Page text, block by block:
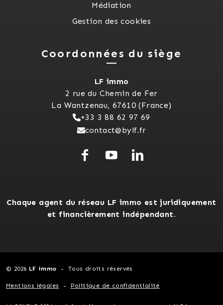
Médiation
Gestion des cookies
Coordonnées du siège
LF immo
2 rue du Chemin de Fer
La Wantzenau, 67610 (France)
+33 3 88 62 97 69
contact@bylf.fr
Chaque agent du réseau LF immo est juridiquement
et financièrement indépendant.
© 2026 LF immo Tous droits réservés
Mentions légales Politique de confidentialité